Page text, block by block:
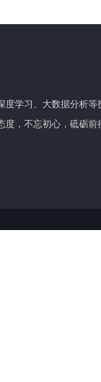
度学习、大数据分析
度，不忘初心，砥砺前